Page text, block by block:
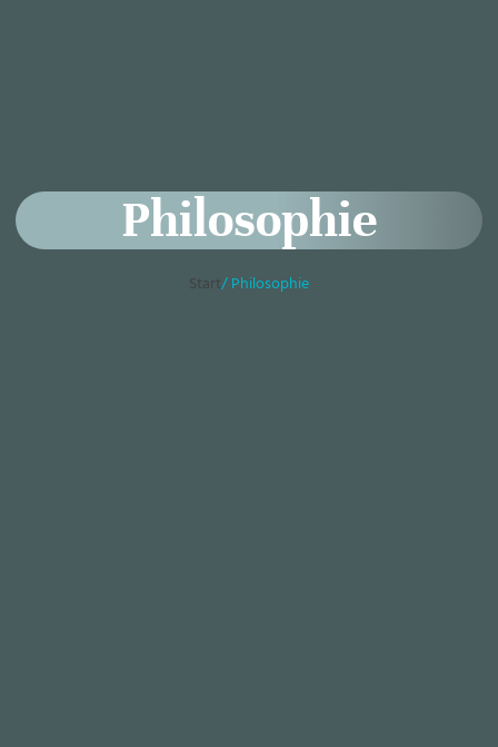
Philosophie
Start/ Philosophie